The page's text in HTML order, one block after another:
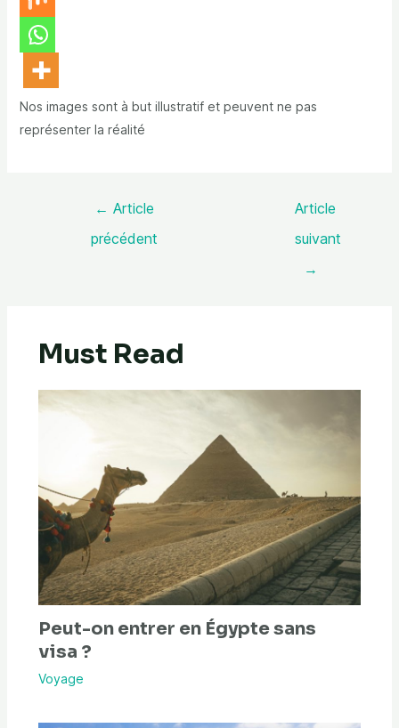
Nos images sont à but illustratif et peuvent ne pas
représenter la réalité
← Article
précédent
Article
suivant
→
Must Read
Peut-on entrer en Égypte sans
visa ?
Voyage